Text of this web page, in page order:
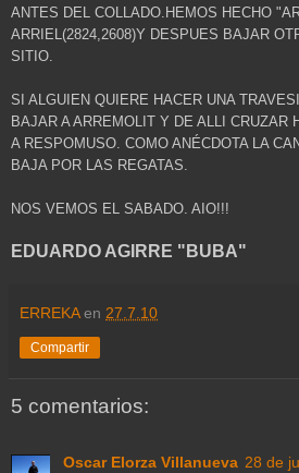
ANTES DEL COLLADO.HEMOS HECHO
ARRIEL(2824,2608)Y DESPUES BAJAR
SITIO.
SI ALGUIEN QUIERE HACER UNA
BAJAR A ARREMOLIT Y DE ALLI CRUZAR
A RESPOMUSO. COMO ANÉCDOTA LA
BAJA POR LAS REGATAS.
NOS VEMOS EL SABADO. AIO!!!
EDUARDO AGIRRE "BUBA"
ERREKA en 27.7.10
Compartir
5 comentarios:
Oscar Elorza Villanueva 28 de